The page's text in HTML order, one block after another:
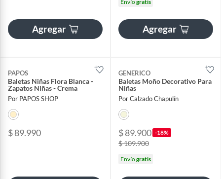
Agregar
Envíogratis
Agregar
PAPOS
Baletas Niñas Flora Blanca -
Zapatos Niñas - Crema
Por PAPOS SHOP
$ 89.990
GENERICO
Baletas Moño Decorativo Para
Niñas
Por Calzado Chapulín
$ 89.900 -18%
$ 109.900
Envíogratis